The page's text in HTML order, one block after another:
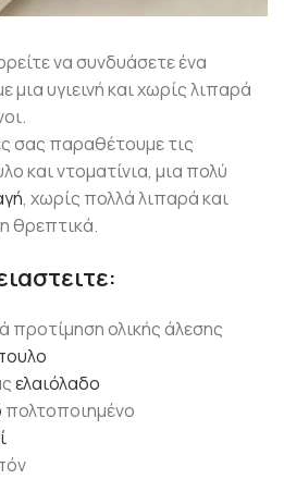
να συνδυάσετε ένα
μια υγιεινή και χωρίς λιπαρά
σας παραθέτουμε τις
και ντοματίνια, μια πολύ
, χωρίς πολλά λιπαρά και
θρεπτικά.
προτίμηση ολικής άλεσης
ελαιόλαδο
πολτοποιημένο